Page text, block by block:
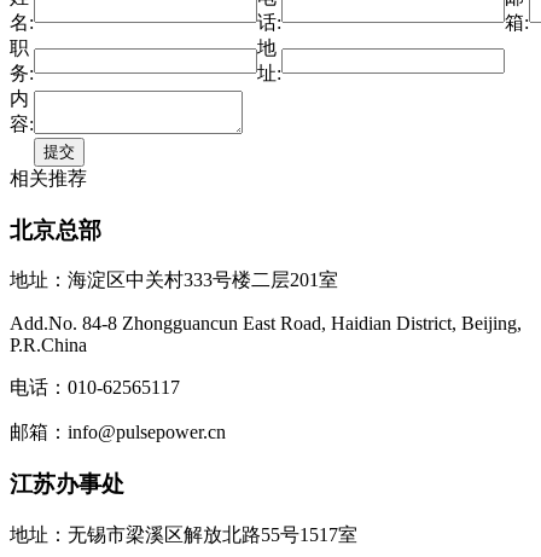
名:
话:
箱:
职
务:
地
址:
内
容:
相关推荐
北京总部
地址：海淀区中关村333号楼二层201室
Add.No. 84-8 Zhongguancun East Road, Haidian District, Beijing,
P.R.China
电话：010-62565117
邮箱：info@pulsepower.cn
江苏办事处
地址：无锡市梁溪区解放北路55号1517室